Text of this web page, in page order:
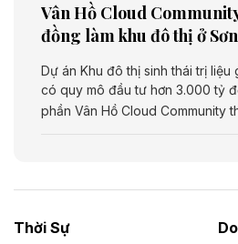
Vân Hồ Cloud
đồng làm khu đô thị ở
Dự án Khu đô thị sinh thái trị liệu
có quy mô đầu tư hơn 3.000 tỷ
phần Vân Hồ Cloud Community
Dự án Nhà máy xử lý rác và phát
Thời Sự